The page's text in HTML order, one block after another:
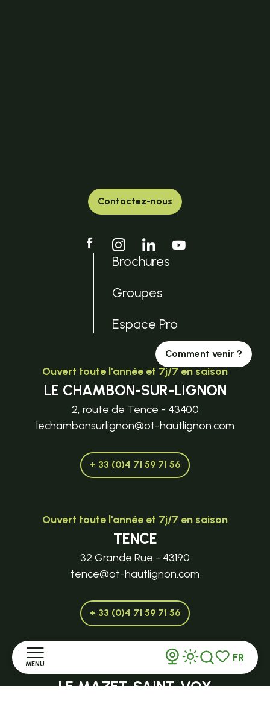
MENU
Voir les
Recherche
FR
Contactez-nous
Brochures
Groupes
Espace Pro
Comment venir ?
Ouvert toute l'année et 7j/7 en saison
LE CHAMBON-SUR-LIGNON
2, route de Tence - 43400
lechambonsurlignon@ot-hautlignon.com
+ 33 (0)4 71 59 71 56
Ouvert toute l'année et 7j/7 en saison
TENCE
32 Grande Rue - 43190
tence@ot-hautlignon.com
+ 33 (0)4 71 59 71 56
Ouvert en saison
LE MAZET-SAINT-VOY